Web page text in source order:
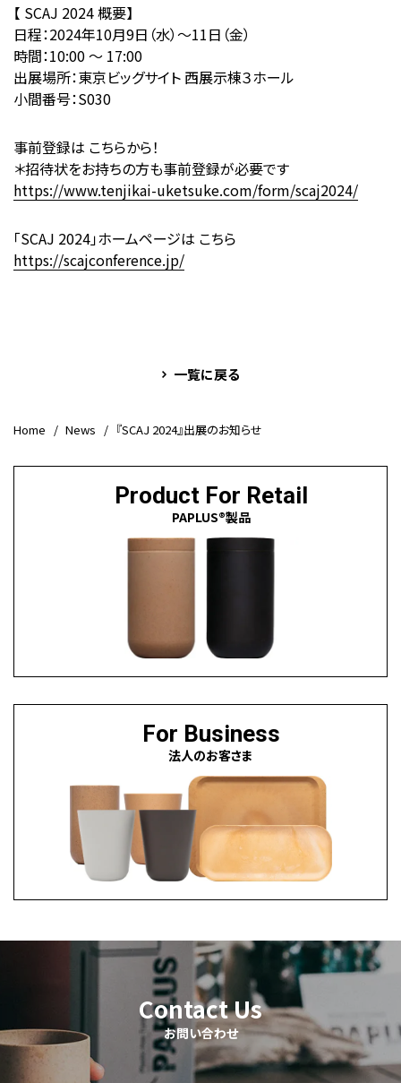
【 SCAJ 2024 概要】
日程：2024年10月9日（水）～11日（金）
時間：10:00 ～ 17:00
出展場所：東京ビッグサイト 西展示棟３ホール
小間番号：S030
事前登録は こちらから！
＊招待状をお持ちの方も事前登録が必要です
https://www.tenjikai-uketsuke.com/form/scaj2024/
「SCAJ 2024」ホームページは こちら
https://scajconference.jp/
一覧に戻る
Home News 『SCAJ 2024』出展のお知らせ
Product For Retail
PAPLUS®製品
For Business
法人のお客さま
Contact Us
お問い合わせ